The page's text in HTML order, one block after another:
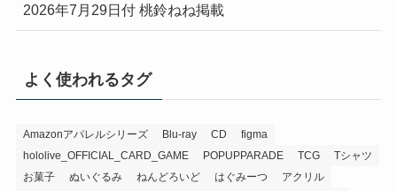
2026年7月29日付 桃鈴ねね掲載
よく使われるタグ
Amazonアパレルシリーズ Blu-ray CD
figma
hololive_OFFICIAL_CARD_GAME
POPUPPARADE TCG
Tシャツ
お菓子
ぬいぐるみ ねんどろいど はぐみーつ
アクリル